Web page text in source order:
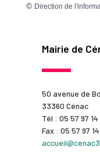
© Direction de
Mairie de
50 avenue de
33360 Cénac
Tél : 05 57 97 14
Fax : 05 57 97